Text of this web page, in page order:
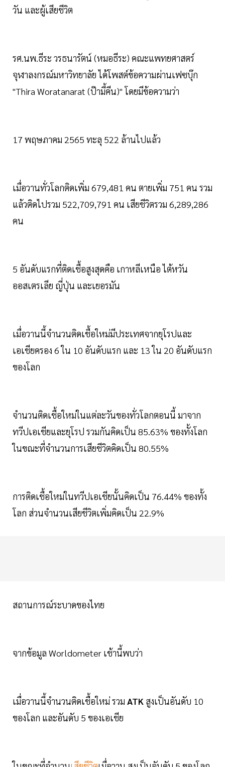
วัน และผู้เสียชีวิต
รศ.นพ.ธีระ วรธนารัตน์ (หมอธีระ) คณะแพทยศาสตร์
จุฬาลงกรณ์มหาวิทยาลัย ได้โพสต์ข้อความผ่านเฟซบุ๊ก
"Thira Woratanarat (ป๊ามี้คีน)" โดยมีข้อความว่า
17 พฤษภาคม 2565 ทะลุ 522 ล้านไปแล้ว
เมื่อวานทั่วโลกติดเพิ่ม 679,481 คน ตายเพิ่ม 751 คน รวม
แล้วติดไปรวม 522,709,791 คน เสียชีวิตรวม 6,289,286
คน
5 อันดับแรกที่ติดเชื้อสูงสุดคือ เกาหลีเหนือ ไต้หวัน
ออสเตรเลีย ญี่ปุ่น และเยอรมัน
เมื่อวานนี้จำนวนติดเชื้อใหม่มีประเทศจากยุโรปและ
เอเชียครอง 6 ใน 10 อันดับแรก และ 13 ใน 20 อันดับแรก
ของโลก
จำนวนติดเชื้อใหม่ในแต่ละวันของทั่วโลกตอนนี้ มาจาก
ทวีปเอเชียและยุโรป รวมกันคิดเป็น 85.63% ของทั้งโลก
ในขณะที่จำนวนการเสียชีวิตคิดเป็น 80.55%
การติดเชื้อใหม่ในทวีปเอเชียนั้นคิดเป็น 76.44% ของทั้ง
โลก ส่วนจำนวนเสียชีวิตเพิ่มคิดเป็น 22.9%
สถานการณ์ระบาดของไทย
จากข้อมูล Worldometer เช้านี้พบว่า
เมื่อวานนี้จำนวนติดเชื้อใหม่ รวม ATK สูงเป็นอันดับ 10
ของโลก และอันดับ 5 ของเอเชีย